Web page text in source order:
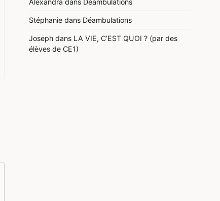
Alexandra dans Déambulations
Stéphanie dans Déambulations
Joseph dans LA VIE, C’EST QUOI ? (par des
élèves de CE1)